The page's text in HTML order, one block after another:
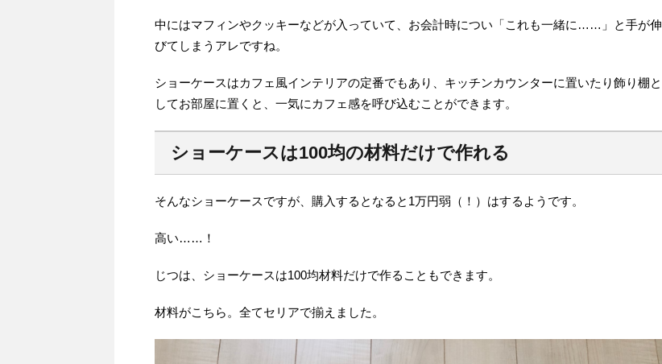
中にはマフィンやクッキーなどが入っていて、お会計時につい「これも一緒に……」と手が伸
びてしまうアレですね。
ショーケースはカフェ風インテリアの定番でもあり、キッチンカウンターに置いたり飾り棚と
してお部屋に置くと、一気にカフェ感を呼び込むことができます。
ショーケースは100均の材料だけで作れる
そんなショーケースですが、購入するとなると1万円弱（！）はするようです。
高い……！
じつは、ショーケースは100均材料だけで作ることもできます。
材料がこちら。全てセリアで揃えました。